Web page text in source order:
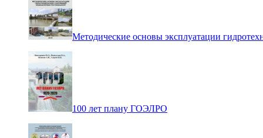
Методические основы эксплуатации
100 лет плану ГОЭЛРО